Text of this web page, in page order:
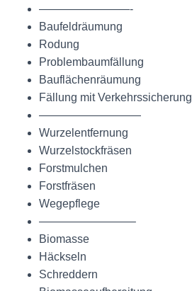
————————-
Baufeldräumung
Rodung
Problembaumfällung
Bauflächenräumung
Fällung mit Verkehrssicherung
—————————
Wurzelentfernung
Wurzelstockfräsen
Forstmulchen
Forstfräsen
Wegepflege
————————–
Biomasse
Häckseln
Schreddern